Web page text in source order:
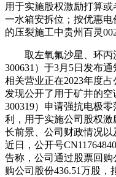
用于实施股权激励打算
一水箱安拆位；按优惠
的压裂施工中贵州百灵
取左氧氟沙星、环丙
300631）于3月5日发布
相关营业正在2023年度
发现公开了用于矿井的
300319）申请强抗电极
利，用于实施公司股权
长前景、公司财政情况以
近日，公开号
告称，公司通过股票回
购公司股份436.51万股